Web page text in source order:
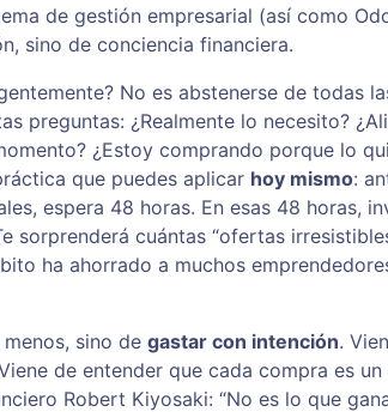
de gestión empresarial (así como
sino de conciencia financiera.
No es abstenerse de todas
preguntas: ¿Realmente lo necesito?
¿Estoy comprando porque lo
que puedes aplicar hoy mismo:
espera 48 horas. En esas 48 horas,
sorprenderá cuántas “ofertas
ha ahorrado a muchos
sino de gastar con intención.
de entender que cada compra es
Robert Kiyosaki: “No es lo que